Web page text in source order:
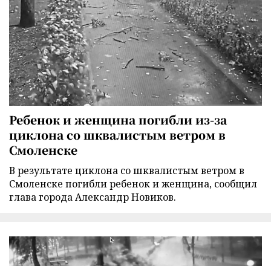
Ребенок и женщина погибли из-за
циклона со шквалистым ветром в
Смоленске
В результате циклона со шквалистым ветром в
Смоленске погибли ребенок и женщина, сообщил
глава города Александр Новиков.